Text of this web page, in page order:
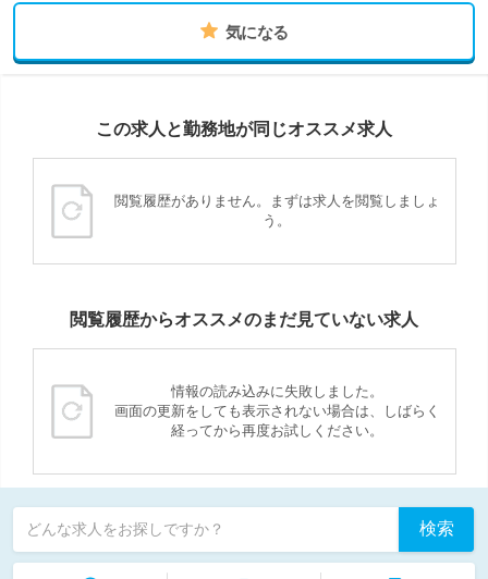
気になる
この求人と勤務地が同じオススメ求人
閲覧履歴がありません。まずは求人を閲覧しましょ
う。
閲覧履歴からオススメのまだ見ていない求人
情報の読み込みに失敗しました。
画面の更新をしても表示されない場合は、しばらく
経ってから再度お試しください。
どんな求人をお探しですか？ 検索